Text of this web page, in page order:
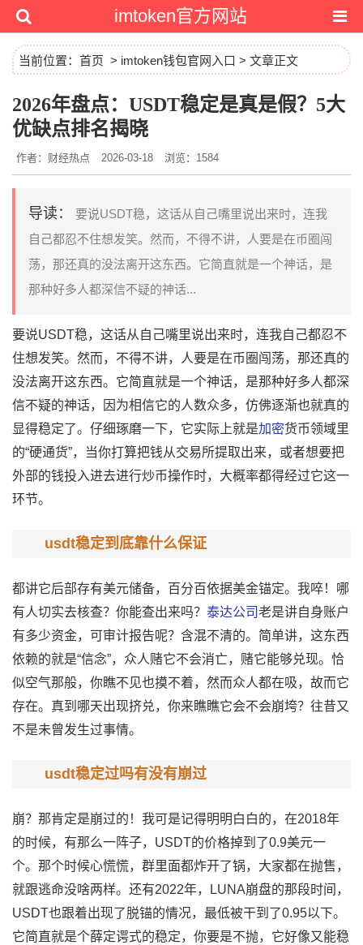
imtoken官方网站
当前位置： 首页 > imtoken钱包官网入口 > 文章正文
2026年盘点：USDT稳定是真是假？5大
优缺点排名揭晓
作者：财经热点 2026-03-18 浏览：1584
导读：
要说USDT稳，这话从自己嘴里说出来时，连我
自己都忍不住想发笑。然而，不得不讲，人要是在币圈闯
荡，那还真的没法离开这东西。它简直就是一个神话，是
那种好多人都深信不疑的神话...
要说USDT稳，这话从自己嘴里说出来时，连我自己都忍不
住想发笑。然而，不得不讲，人要是在币圈闯荡，那还真的
没法离开这东西。它简直就是一个神话，是那种好多人都深
信不疑的神话，因为相信它的人数众多，仿佛逐渐也就真的
显得稳定了。仔细琢磨一下，它实际上就是加密货币领域里
的“硬通货”，当你打算把钱从交易所提取出来，或者想要把
外部的钱投入进去进行炒币操作时，大概率都得经过它这一
环节。
usdt稳定到底靠什么保证
都讲它后部存有美元储备，百分百依据美金锚定。我啐！哪
有人切实去核查？你能查出来吗？ 泰达公司老是讲自身账户
有多少资金，可审计报告呢？含混不清的。简单讲，这东西
依赖的就是“信念”，众人赌它不会消亡，赌它能够兑现。恰
似空气那般，你瞧不见也摸不着，然而众人都在吸，故而它
存在。真到哪天出现挤兑，你来瞧瞧它会不会崩垮？往昔又
不是未曾发生过事情。
usdt稳定过吗有没有崩过
崩？那肯定是崩过的！我可是记得明明白白的，在2018年
的时候，有那么一阵子，USDT的价格掉到了0.9美元一
个。那个时候心慌慌，群里面都炸开了锅，大家都在抛售，
就跟逃命没啥两样。还有2022年，LUNA崩盘的那段时间，
USDT也跟着出现了脱锚的情况，最低被干到了0.95以下。
它简直就是个薛定谔式的稳定，你要是不抛，它好像又能稳